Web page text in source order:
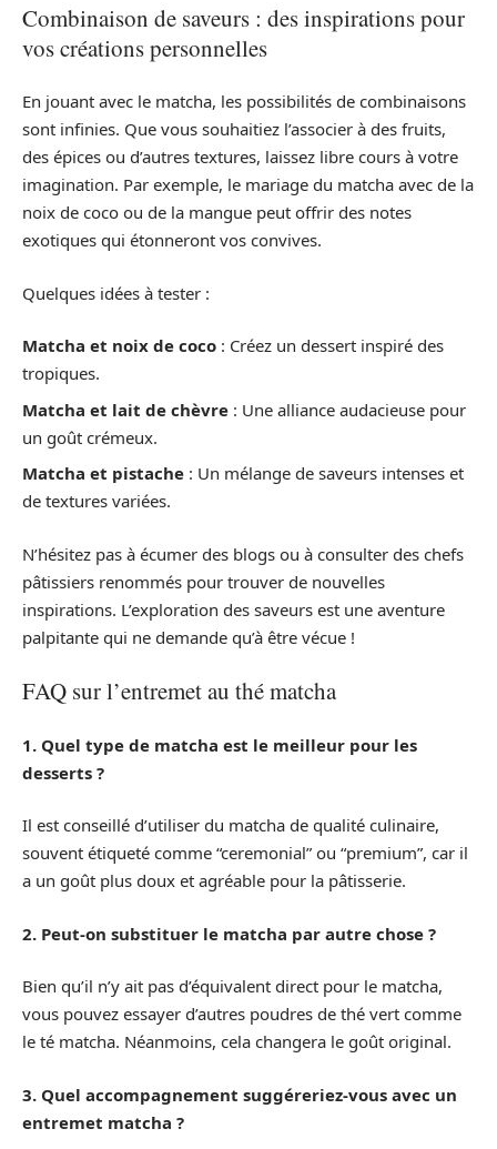
Combinaison de saveurs : des inspirations pour
vos créations personnelles
En jouant avec le matcha, les possibilités de combinaisons
sont infinies. Que vous souhaitiez l’associer à des fruits,
des épices ou d’autres textures, laissez libre cours à votre
imagination. Par exemple, le mariage du matcha avec de la
noix de coco ou de la mangue peut offrir des notes
exotiques qui étonneront vos convives.
Quelques idées à tester :
Matcha et noix de coco : Créez un dessert inspiré des
tropiques.
Matcha et lait de chèvre : Une alliance audacieuse pour
un goût crémeux.
Matcha et pistache : Un mélange de saveurs intenses et
de textures variées.
N’hésitez pas à écumer des blogs ou à consulter des chefs
pâtissiers renommés pour trouver de nouvelles
inspirations. L’exploration des saveurs est une aventure
palpitante qui ne demande qu’à être vécue !
FAQ sur l’entremet au thé matcha
1. Quel type de matcha est le meilleur pour les
desserts ?
Il est conseillé d’utiliser du matcha de qualité culinaire,
souvent étiqueté comme “ceremonial” ou “premium”, car il
a un goût plus doux et agréable pour la pâtisserie.
2. Peut-on substituer le matcha par autre chose ?
Bien qu’il n’y ait pas d’équivalent direct pour le matcha,
vous pouvez essayer d’autres poudres de thé vert comme
le té matcha. Néanmoins, cela changera le goût original.
3. Quel accompagnement suggéreriez-vous avec un
entremet matcha ?